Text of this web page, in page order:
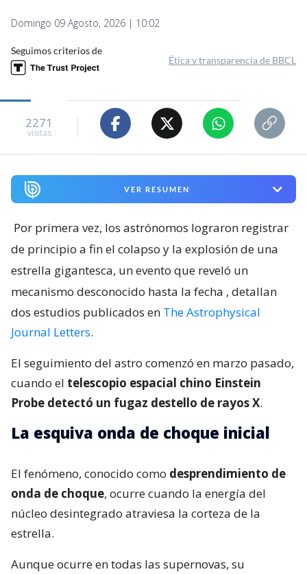
Domingo 09 Agosto, 2026 | 10:02
Seguimos criterios de
Ética y transparencia de BBCL
2271
visitas
VER RESUMEN
Por primera vez, los astrónomos lograron registrar
de principio a fin el colapso y la explosión de una
estrella gigantesca, un evento que reveló un
mecanismo desconocido hasta la fecha , detallan
dos estudios publicados en The Astrophysical
Journal Letters.
El seguimiento del astro comenzó en marzo pasado,
cuando el telescopio espacial chino Einstein
Probe detectó un fugaz destello de rayos X.
La esquiva onda de choque inicial
El fenómeno, conocido como desprendimiento de
onda de choque, ocurre cuando la energía del
núcleo desintegrado atraviesa la corteza de la
estrella.
Aunque ocurre en todas las supernovas, su